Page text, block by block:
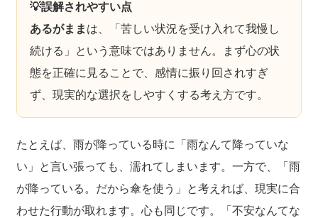
💡誤解されやすい点
あるがまま は、「苦しい状況を受け入れて我慢し
続ける」という意味ではありません。まず心の状
態を正確に見ることで、感情に振り回されすぎ
ず、現実的な選択をしやすくする考え方です。
たとえば、雨が降っている時に「雨なんて降っていな
い」と言い張っても、濡れてしまいます。一方で、「雨
が降っている。だから傘を使う」と考えれば、現実に合
わせた行動が取れます。心も同じです。「不安なんてな